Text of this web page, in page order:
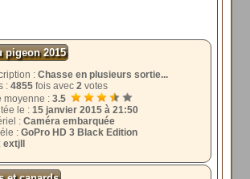
pigeon 2015
: Chasse en plusieurs sortie...
: 4855 fois avec 2 votes
moyenne : 3.5
le : 15 janvier 2015 à 21:50
: Caméra embarquée
: GoPro HD 3 Black Edition
extjll